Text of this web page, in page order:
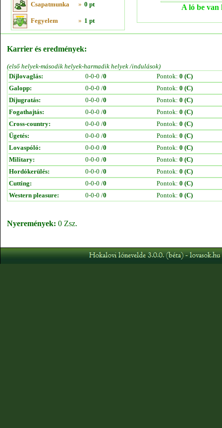
Csapatmunka » 0 pt
Fegyelem » 1 pt
A ló be van
Karrier és eredmények:
(első helyek-második helyek-harmadik helyek /indulások)
Díjlovaglás:
0-0-0 /0 Pontok: 0 (C)
Galopp:
0-0-0 /0 Pontok: 0 (C)
Díjugratás:
0-0-0 /0 Pontok: 0 (C)
Fogathajtás:
0-0-0 /0 Pontok: 0 (C)
Cross-country:
0-0-0 /0 Pontok: 0 (C)
Ügetés:
0-0-0 /0 Pontok: 0 (C)
Lovaspóló:
0-0-0 /0 Pontok: 0 (C)
Military:
0-0-0 /0 Pontok: 0 (C)
Hordókerülés:
0-0-0 /0 Pontok: 0 (C)
Cutting:
0-0-0 /0 Pontok: 0 (C)
Western pleasure:
0-0-0 /0 Pontok: 0 (C)
Nyeremények: 0 Zsz.